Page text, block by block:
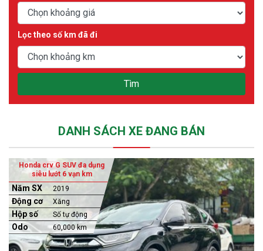
Lọc theo số km đã đi
Tìm
DANH SÁCH XE ĐANG BÁN
Honda crv G SUV đa dụng
siêu lướt 6 vạn km
Năm SX 2019
Động cơ Xăng
Hộp số Số tự động
Odo 60,000 km